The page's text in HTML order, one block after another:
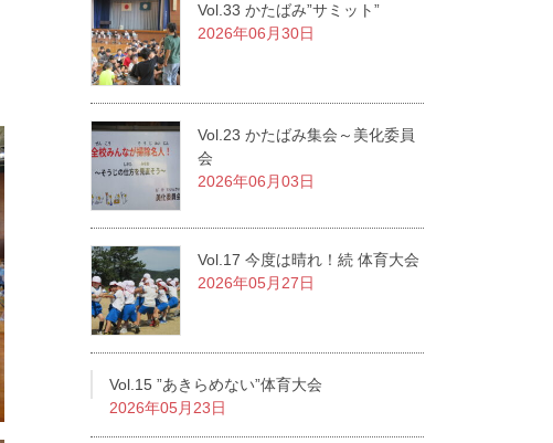
Vol.33 かたばみ”サミット”
2026年06月30日
Vol.23 かたばみ集会～美化委員
会
2026年06月03日
Vol.17 今度は晴れ！続 体育大会
2026年05月27日
Vol.15 ”あきらめない”体育大会
2026年05月23日